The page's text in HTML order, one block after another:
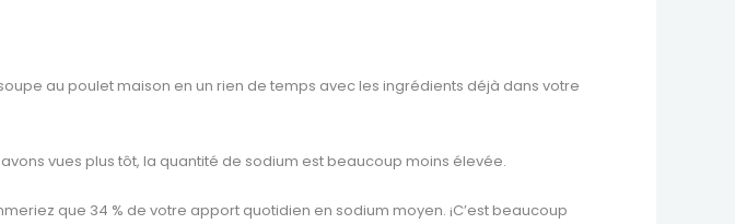
au poulet maison en un rien de temps avec les ingrédients déjà dans votre
vues plus tôt, la quantité de sodium est beaucoup moins élevée.
que 34 % de votre apport quotidien en sodium moyen. ¡C’est beaucoup